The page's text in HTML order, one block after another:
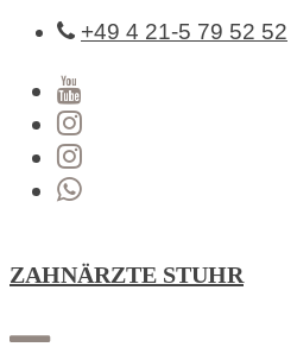
+49 4 21-5 79 52 52
ZAHNÄRZTE STUHR